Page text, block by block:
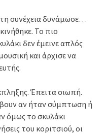
συνέχεια δυνάμωσε…
Το πιο
δεν έμεινε απλός
και άρχισε να
Έπειτα σιωπή.
αν ήταν σύμπτωση ή
όμως το σκυλάκι
του κοριτσιού, οι